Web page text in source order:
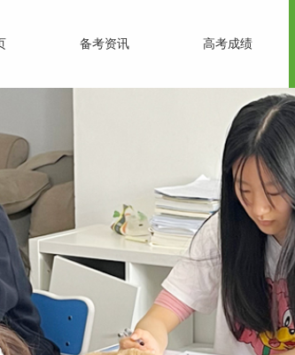
备考资讯 高考成绩
教育的